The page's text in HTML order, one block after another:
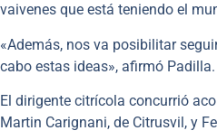
vaivenes que está teniendo el
«Además, nos va posibilitar
cabo estas ideas», afirmó Padilla.
El dirigente citrícola concurrió
Martin Carignani, de Citrusvil, y